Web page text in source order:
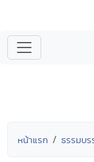
หน้าแรก ธรรมบร